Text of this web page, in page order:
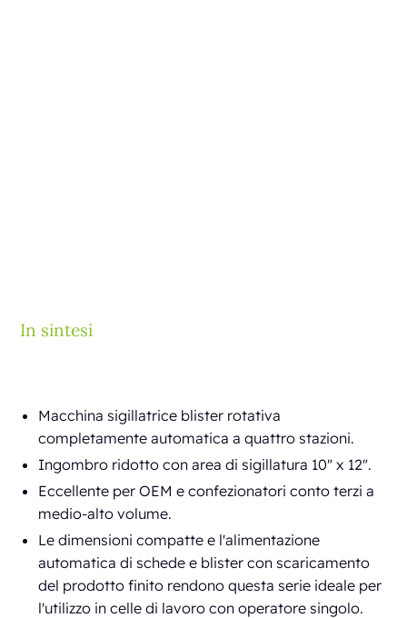
In sintesi
Macchina sigillatrice blister rotativa
completamente automatica a quattro stazioni.
Ingombro ridotto con area di sigillatura 10" x 12".
Eccellente per OEM e confezionatori conto terzi a
medio-alto volume.
Le dimensioni compatte e l'alimentazione
automatica di schede e blister con scaricamento
del prodotto finito rendono questa serie ideale per
l'utilizzo in celle di lavoro con operatore singolo.